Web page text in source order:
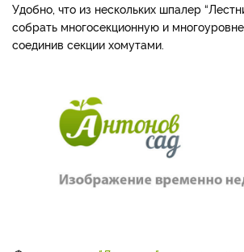
Удобно, что из нескольких шпалер
собрать многосекционную и
соединив секции хомутами.